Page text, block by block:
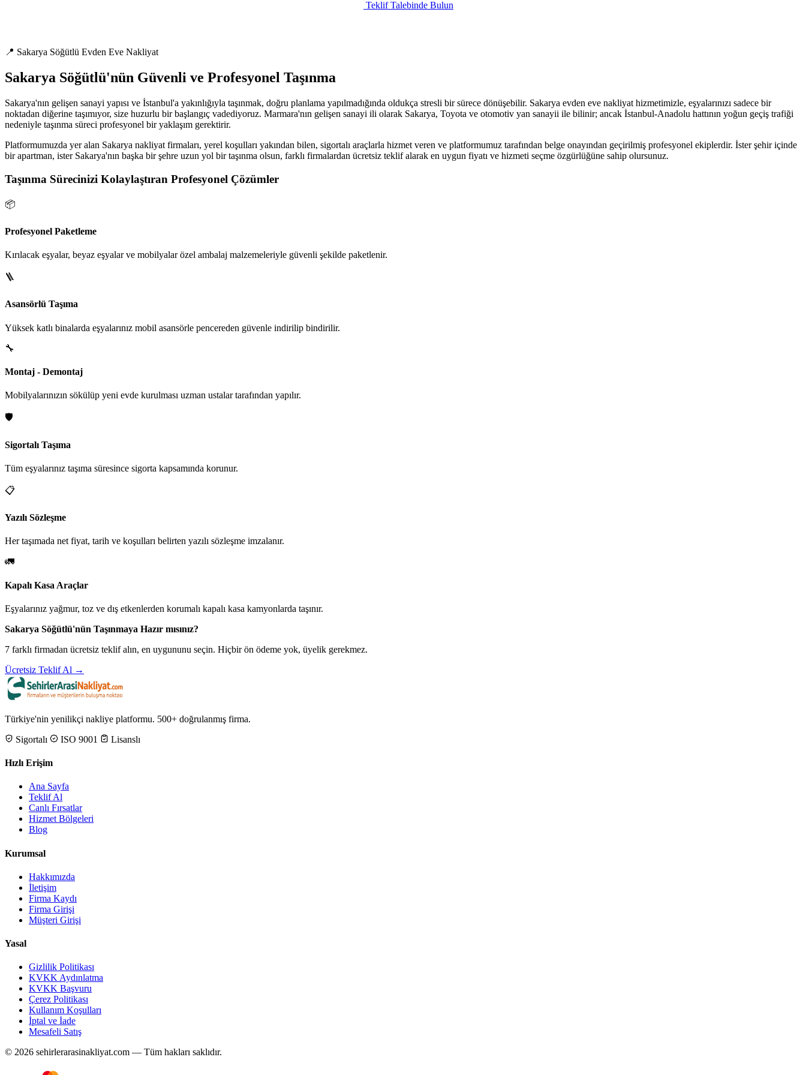
Teklif Talebinde Bulun
📍 Sakarya Söğütlü Evden Eve Nakliyat
Sakarya Söğütlü'nün Güvenli ve Profesyonel Taşınma
Sakarya'nın gelişen sanayi yapısı ve İstanbul'a yakınlığıyla taşınmak, doğru planlama yapılmadığında oldukça stresli bir sürece dönüşebilir. Sakarya evden eve nakliyat hizmetimizle, eşyalarınızı sadece bir
noktadan diğerine taşımıyor, size huzurlu bir başlangıç vadediyoruz. Marmara'nın gelişen sanayi ili olarak Sakarya, Toyota ve otomotiv yan sanayii ile bilinir; ancak İstanbul-Anadolu hattının yoğun geçiş trafiği
nedeniyle taşınma süreci profesyonel bir yaklaşım gerektirir.
Platformumuzda yer alan Sakarya nakliyat firmaları, yerel koşulları yakından bilen, sigortalı araçlarla hizmet veren ve platformumuz tarafından belge onayından geçirilmiş profesyonel ekiplerdir. İster şehir içinde
bir apartman, ister Sakarya'nın başka bir şehre uzun yol bir taşınma olsun, farklı firmalardan ücretsiz teklif alarak en uygun fiyatı ve hizmeti seçme özgürlüğüne sahip olursunuz.
Taşınma Sürecinizi Kolaylaştıran Profesyonel Çözümler
📦
Profesyonel Paketleme
Kırılacak eşyalar, beyaz eşyalar ve mobilyalar özel ambalaj malzemeleriyle güvenli şekilde paketlenir.
🪜
Asansörlü Taşıma
Yüksek katlı binalarda eşyalarınız mobil asansörle pencereden güvenle indirilip bindirilir.
🔧
Montaj - Demontaj
Mobilyalarınızın sökülüp yeni evde kurulması uzman ustalar tarafından yapılır.
🛡️
Sigortalı Taşıma
Tüm eşyalarınız taşıma süresince sigorta kapsamında korunur.
📋
Yazılı Sözleşme
Her taşımada net fiyat, tarih ve koşulları belirten yazılı sözleşme imzalanır.
🚛
Kapalı Kasa Araçlar
Eşyalarınız yağmur, toz ve dış etkenlerden korumalı kapalı kasa kamyonlarda taşınır.
Sakarya Söğütlü'nün Taşınmaya Hazır mısınız?
7 farklı firmadan ücretsiz teklif alın, en uygununu seçin. Hiçbir ön ödeme yok, üyelik gerekmez.
Ücretsiz Teklif Al →
Türkiye'nin yenilikçi nakliye platformu. 500+ doğrulanmış firma.
Sigortalı
ISO 9001 Lisanslı
Hızlı Erişim
Ana Sayfa
Teklif Al
Canlı Fırsatlar
Hizmet Bölgeleri
Blog
Kurumsal
Hakkımızda
İletişim
Firma Kaydı
Firma Girişi
Müşteri Girişi
Yasal
Gizlilik Politikası
KVKK Aydınlatma
KVKK Başvuru
Çerez Politikası
Kullanım Koşulları
İptal ve İade
Mesafeli Satış
© 2026 sehirlerarasinakliyat.com — Tüm hakları saklıdır.